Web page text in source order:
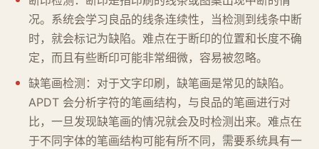
况。系统会学习良品的线条连续性，当检测到线条中断
时，就会标记为缺陷。难点在于断印的位置和长度不确
定，而且有些断印可能非常细微，容易被忽略。
缺笔画检测：对于文字印刷，缺笔画是常见的缺陷。
APDT 会分析字符的笔画结构，与良品的笔画进行对
比，一旦发现缺笔画的情况就会及时检测出来。难点在
于不同字体的笔画结构可能有所不同，需要系统具有一